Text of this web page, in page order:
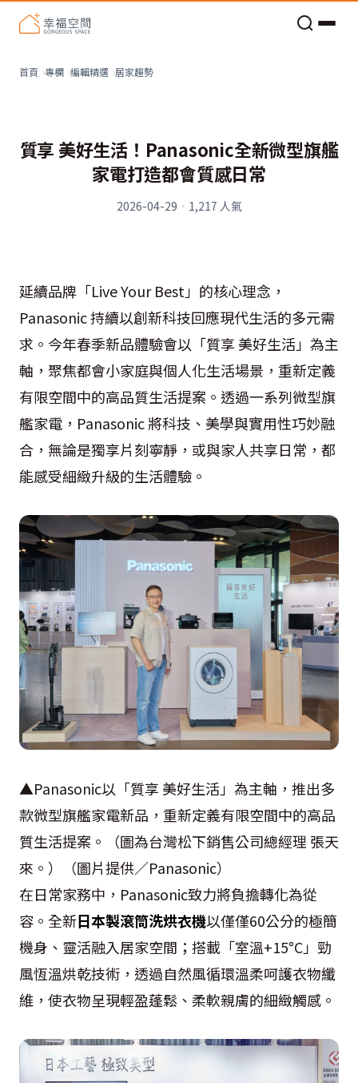
首頁 專欄 編輯精選 居家趨勢
質享 美好生活！Panasonic全新微型旗艦
家電打造都會質感日常
2026-04-29 · 1,217 人氣
延續品牌「Live Your Best」的核心理念，
Panasonic 持續以創新科技回應現代生活的多元需
求。今年春季新品體驗會以「質享 美好生活」為主
軸，聚焦都會小家庭與個人化生活場景，重新定義
有限空間中的高品質生活提案。透過一系列微型旗
艦家電，Panasonic 將科技、美學與實用性巧妙融
合，無論是獨享片刻寧靜，或與家人共享日常，都
能感受細緻升級的生活體驗。
▲Panasonic以「質享 美好生活」為主軸，推出多
款微型旗艦家電新品，重新定義有限空間中的高品
質生活提案。（圖為台灣松下銷售公司總經理 張天
來。）（圖片提供／Panasonic）
在日常家務中，Panasonic致力將負擔轉化為從
容。全新日本製滾筒洗烘衣機以僅僅60公分的極簡
機身、靈活融入居家空間；搭載「室溫+15°C」勁
風恆溫烘乾技術，透過自然風循環溫柔呵護衣物纖
維，使衣物呈現輕盈蓬鬆、柔軟親膚的細緻觸感。